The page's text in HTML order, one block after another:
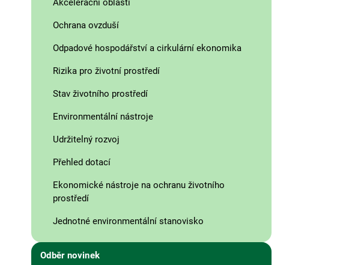
Akcelerační oblasti
Ochrana ovzduší
Odpadové hospodářství a cirkulární ekonomika
Rizika pro životní prostředí
Stav životního prostředí
Environmentální nástroje
Udržitelný rozvoj
Přehled dotací
Ekonomické nástroje na ochranu životního
prostředí
Jednotné environmentální stanovisko
Odběr novinek